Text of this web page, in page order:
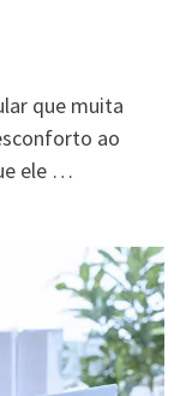
que muita
ao
ele …